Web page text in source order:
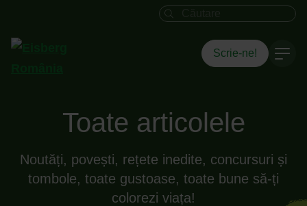
Câmpul de căutare
Scrie-ne!
Toate articolele
Noutăți, povești, rețete inedite, concursuri și
tombole, toate gustoase, toate bune să-ți
colorezi viața!